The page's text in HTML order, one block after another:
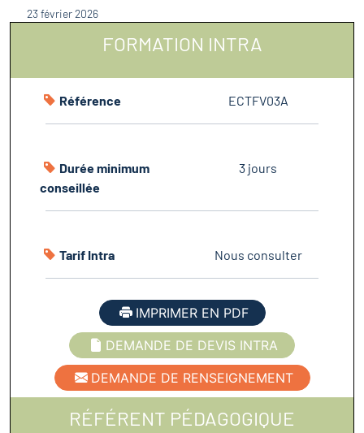
23 février 2026
FORMATION INTRA
Référence ECTFV03A
Durée minimum
conseillée
3 jours
Tarif Intra Nous consulter
IMPRIMER EN PDF
DEMANDE DE DEVIS INTRA
DEMANDE DE RENSEIGNEMENT
RÉFÉRENT PÉDAGOGIQUE